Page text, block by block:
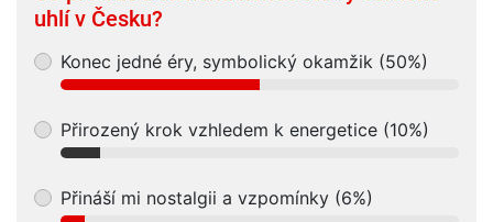
uhlí v Česku?
Konec jedné éry, symbolický okamžik (50%)
Přirozený krok vzhledem k energetice (10%)
Přináší mi nostalgii a vzpomínky (6%)